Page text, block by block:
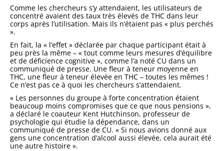
Comme les chercheurs s’y attendaient, les utilisateurs de
concentré avaient des taux très élevés de THC dans leur
corps après l’utilisation. Mais ils n’étaient pas « plus perchés
».
En fait, la « l’effet » déclarée par chaque participant était à
peu près la même – « tout comme leurs mesures d’équilibre
et de déficience cognitive », comme l’a noté CU dans un
communiqué de presse. Une fleur à teneur moyenne en
THC, une fleur à teneur élevée en THC – toutes les mêmes !
Ce n’est pas ce à quoi les chercheurs s’attendaient.
« Les personnes du groupe à forte concentration étaient
beaucoup moins compromises que ce que nous pensions »,
a déclaré le coauteur Kent Hutchinson, professeur de
psychologie qui étudie la dépendance, dans un
communiqué de presse de CU. « Si nous avions donné aux
gens une concentration d’alcool aussi élevée, cela aurait été
une autre histoire ».